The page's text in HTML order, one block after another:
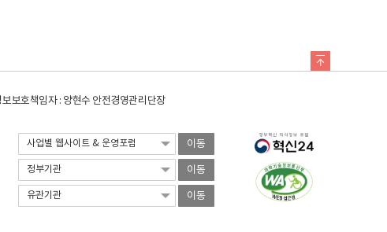
보보호책임자 : 양현수 안전경영관리단장
이동
이동
이동